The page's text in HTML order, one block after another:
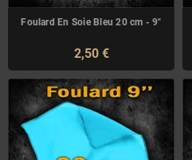
Foulard En Soie Bleu 20 cm - 9"
2,50 €